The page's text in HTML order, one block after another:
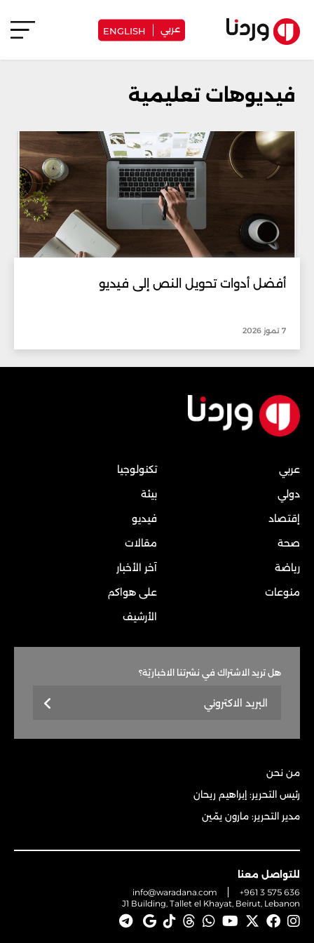
عربي ENGLISH
فيديوهات تعليمية
أفضل أدوات تحويل النص إلى فيديو
7 تموز 2026
عربي
دولي
إقتصاد
صحة
رياضة
منوعات
تكنولوجيا
بيئة
فيديو
مقالات
آخر الأخبار
على هواكم
الأرشيف
هل تريد الاشتراك في نشرتنا الاخباريّة؟
من نحن
رئيس التحرير: إبراهيم ريحان
مدير التحرير: مارون يمّين
للتواصل معنا
info@waradana.com
+961 3 575 636
J1 Building, Tallet el Khayat, Beirut, Lebanon